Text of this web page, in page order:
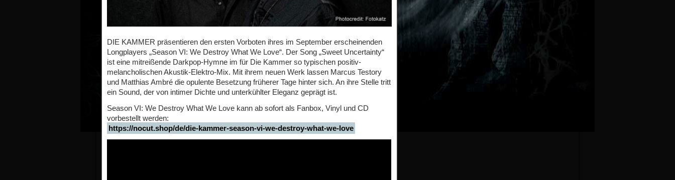
DIE KAMMER präsentieren den ersten Vorboten ihres im September erscheinenden
Longplayers „Season VI: We Destroy What We Love“. Der Song „Sweet Uncertainty“
ist eine mitreißende Darkpop-Hymne im für Die Kammer so typischen positiv-
melancholischen Akustik-Elektro-Mix. Mit ihrem neuen Werk lassen Marcus Testory
und Matthias Ambré die opulente Besetzung früherer Tage hinter sich. An ihre Stelle tritt
ein Sound, der von intimer Dichte und unterkühlter Eleganz geprägt ist.
Season VI: We Destroy What We Love kann ab sofort als Fanbox, Vinyl und CD
vorbestellt werden:
https://nocut.shop/de/die-kammer-season-vi-we-destroy-what-we-love